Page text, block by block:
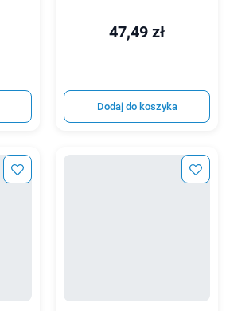
47,49 zł
Dodaj do koszyka